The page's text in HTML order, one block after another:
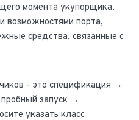
момента укупорщика.
возможностями порта,
средства, связанные с
- это спецификация →
запуск →
указать класс